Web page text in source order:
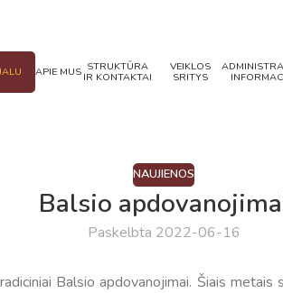
APIE MUS STRUKTŪRA
IR KONTAKTAI
VEIKLOS
SRITYS
NAUJIENOS
Balsio
Paskelbta 2022-06-16
Balsio apdovanojimai. Šiais